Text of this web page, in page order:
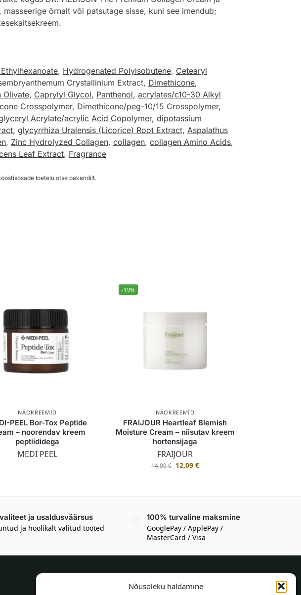
Nõusoleku haldamine
õrnalt või patsutage sisse, kuni see imendub;
, Hydrogenated Polyisobutene, Cetearyl
Crystallinium Extract, Dimethicone,
Olivate, Caprylyl Glycol, Panthenol, acrylates/c10-30 Alkyl
Crosspolymer, Dimethicone/peg-10/15 Crosspolymer,
Acrylate/acrylic Acid Copolymer, dipotassium
, glycyrrhiza Uralensis (Licorice) Root Extract, Aspalathus
, Zinc Hydrolyzed Collagen, collagen, collagen Amino Acids,
Leaf Extract, Fragrance
loetelu otse pakendilt.
NÄOKREEMID
PEEL Bor-Tox Peptide
– noorendav kreem
peptiididega
MEDI PEEL
-19%
NÄOKREEMID
FRAIJOUR Heartleaf Blemish
Moisture Cream – niisutav kreem
hortensijaga
FRAIJOUR
14,99€ 12,09 €
ja usaldusväärsus
ja hoolikalt valitud tooted
100% turvaline maksmine
GooglePay / ApplePay /
MasterCard / Visa
TEAVE OSTJALE